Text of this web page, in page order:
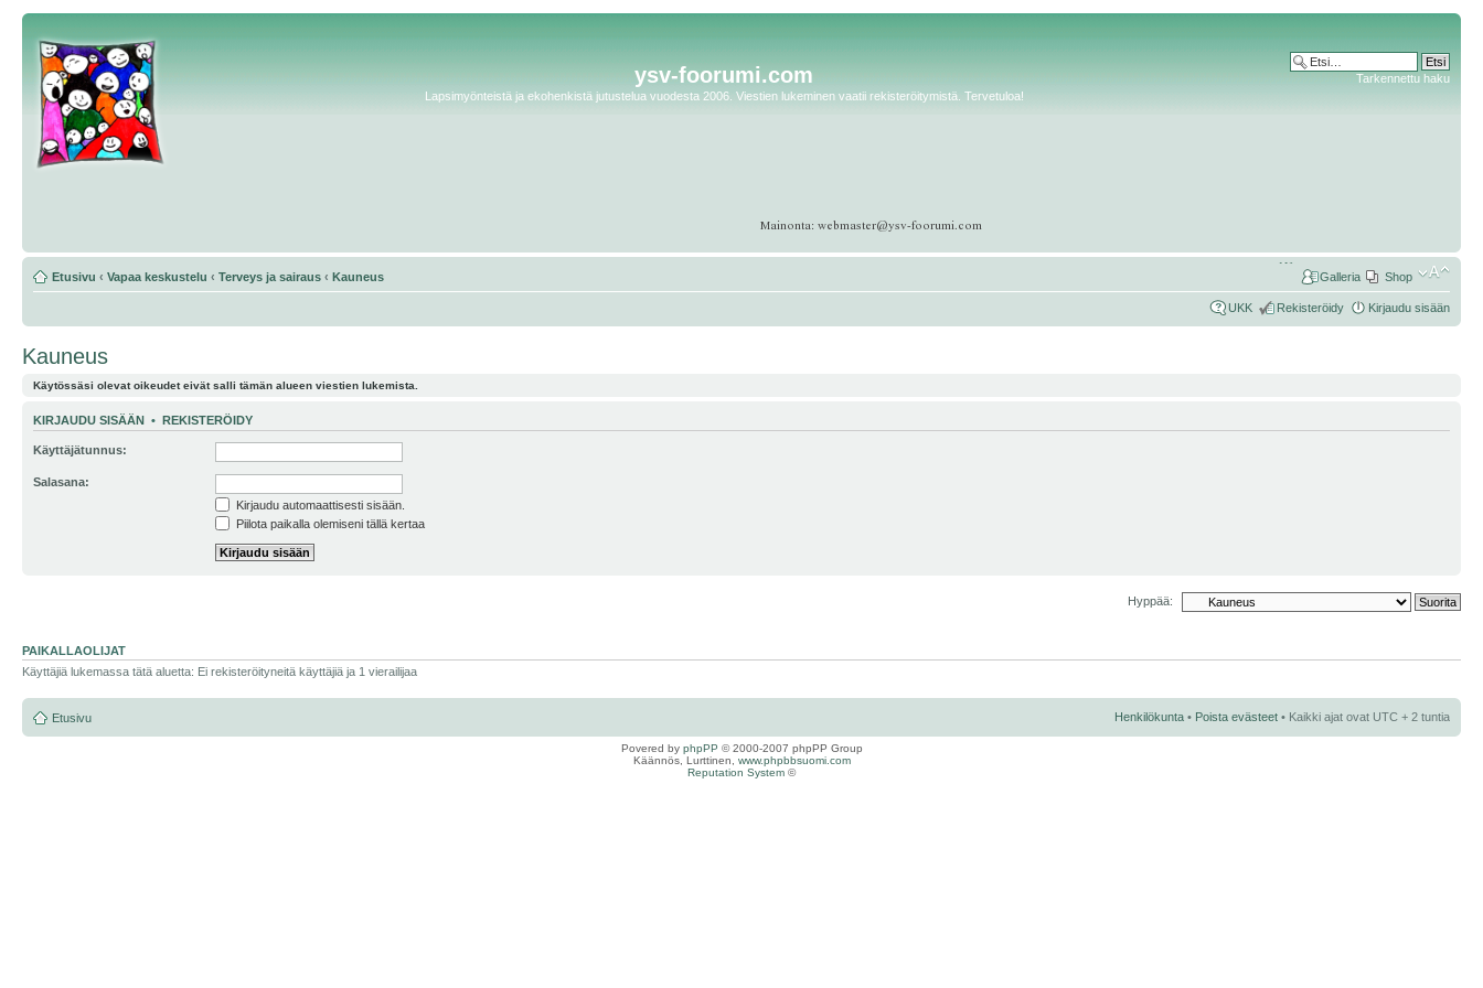
ysv-foorumi.com
Lapsimyönteistä ja ekohenkistä jutustelua vuodesta 2006. Viestien lukeminen vaatii rekisteröitymistä. Tervetuloa!
Tarkennettu haku
Etusivu ‹ Vapaa keskustelu ‹ Terveys ja sairaus ‹ Kauneus Shop
Galleria
UKK Rekisteröidy Kirjaudu sisään
Kauneus
Käytössäsi olevat oikeudet eivät salli tämän alueen viestien lukemista.
KIRJAUDU SISÄÄN • REKISTERÖIDY
Käyttäjätunnus:
Salasana:
Kirjaudu automaattisesti sisään.
Piilota paikalla olemiseni tällä kertaa
Hyppää:
PAIKALLAOLIJAT
Käyttäjiä lukemassa tätä aluetta: Ei rekisteröityneitä käyttäjiä ja 1 vierailijaa
Etusivu Henkilökunta • Poista evästeet • Kaikki ajat ovat UTC + 2 tuntia
Povered by phpPP © 2000-2007 phpPP Group
Käännös, Lurttinen, www.phpbbsuomi.com
Reputation System ©